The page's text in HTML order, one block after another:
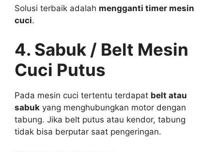
Solusi terbaik adalah mengganti timer mesin
cuci.
4. Sabuk / Belt Mesin
Cuci Putus
Pada mesin cuci tertentu terdapat belt atau
sabuk yang menghubungkan motor dengan
tabung. Jika belt putus atau kendor, tabung
tidak bisa berputar saat pengeringan.